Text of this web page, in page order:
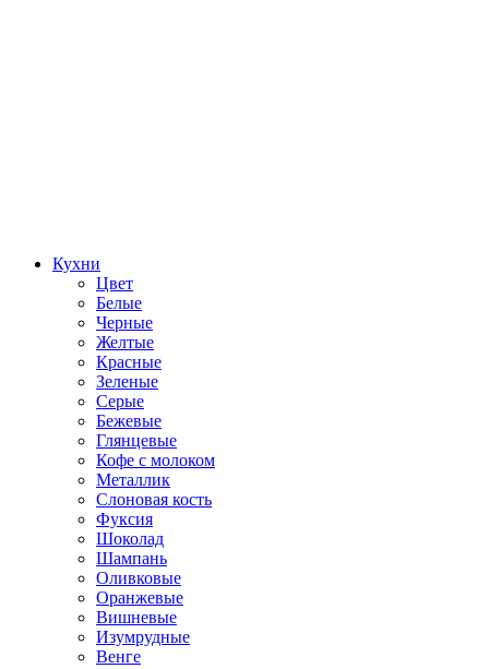
Кухни
Цвет
Белые
Черные
Желтые
Красные
Зеленые
Серые
Бежевые
Глянцевые
Кофе с молоком
Металлик
Слоновая кость
Фуксия
Шоколад
Шампань
Оливковые
Оранжевые
Вишневые
Изумрудные
Венге